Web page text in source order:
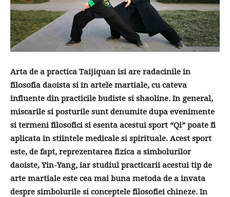
Arta de a practica Taijiquan isi are radacinile in
filosofia daoista si in artele martiale, cu cateva
influente din practicile budiste si shaoline. In general,
miscarile si posturile sunt denumite dupa evenimente
si termeni filosofici si esenta acestui sport “Qi” poate fi
aplicata in stiintele medicale si spirituale. Acest sport
este, de fapt, reprezentarea fizica a simbolurilor
daoiste, Yin-Yang, iar studiul practicarii acestui tip de
arte martiale este cea mai buna metoda de a invata
despre simbolurile si conceptele filosofiei chineze. In